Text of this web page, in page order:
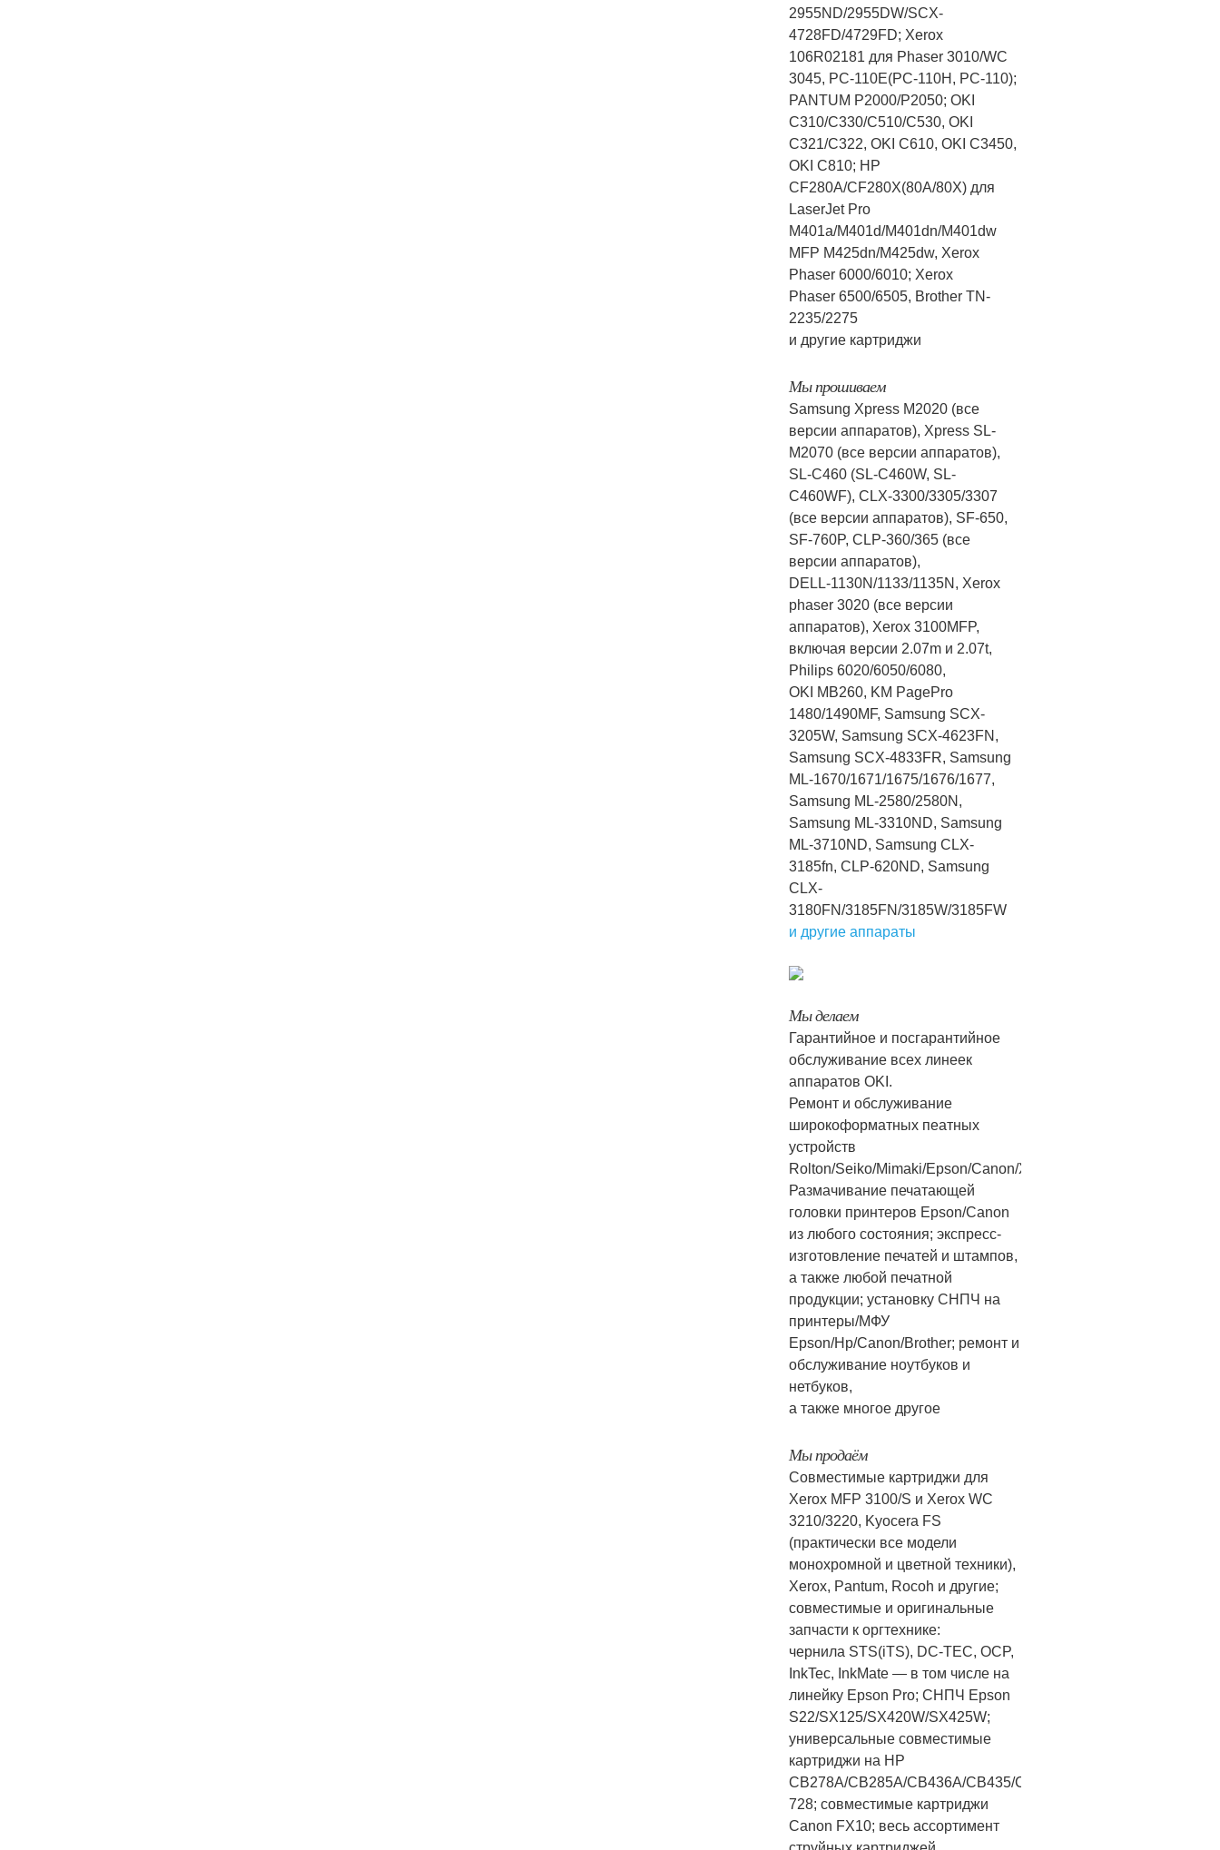
2955ND/2955DW/SCX-
4728FD/4729FD; Xerox
106R02181 для Phaser 3010/WC
3045, PC-110E(PC-110H, PC-110);
PANTUM P2000/P2050; OKI
C310/C330/C510/C530, OKI
C321/C322, OKI C610, OKI C3450,
OKI C810; HP
CF280A/CF280X(80A/80X) для
LaserJet Pro
M401a/M401d/M401dn/M401dw
MFP M425dn/M425dw, Xerox
Phaser 6000/6010; Xerox
Phaser 6500/6505, Brother TN-
2235/2275
и другие картриджи
Мы прошиваем
Samsung Xpress M2020 (все
версии аппаратов), Xpress SL-
M2070 (все версии аппаратов),
SL-C460 (SL-C460W, SL-
C460WF), CLX-3300/3305/3307
(все версии аппаратов), SF-650,
SF-760P, CLP-360/365 (все
версии аппаратов),
DELL-1130N/1133/1135N, Xerox
phaser 3020 (все версии
аппаратов), Xerox 3100MFP,
включая версии 2.07m и 2.07t,
Philips 6020/6050/6080,
OKI MB260, KM PagePro
1480/1490MF, Samsung SCX-
3205W, Samsung SCX-4623FN,
Samsung SCX-4833FR, Samsung
ML-1670/1671/1675/1676/1677,
Samsung ML-2580/2580N,
Samsung ML-3310ND, Samsung
ML-3710ND, Samsung CLX-
3185fn, CLP-620ND, Samsung
CLX-
3180FN/3185FN/3185W/3185FW
и другие аппараты
Мы делаем
Гарантийное и посгарантийное
обслуживание всех линеек
аппаратов OKI.
Ремонт и обслуживание
широкоформатных пеатных
устройств
Rolton/Seiko/Mimaki/Epson/Canon/Xerox/OKI
Размачивание печатающей
головки принтеров Epson/Canon
из любого состояния; экспресс-
изготовление печатей и штампов,
а также любой печатной
продукции; установку СНПЧ на
принтеры/МФУ
Epson/Hp/Canon/Brother; ремонт и
обслуживание ноутбуков и
нетбуков,
а также многое другое
Мы продаём
Совместимые картриджи для
Xerox MFP 3100/S и Xerox WC
3210/3220, Kyocera FS
(практически все модели
монохромной и цветной техники),
Xerox, Pantum, Rocoh и другие;
cовместимые и оригинальные
запчасти к оргтехнике:
чернила STS(iTS), DC-TEC, OCP,
InkTec, InkMate — в том числе на
линейку Epson Pro; СНПЧ Epson
S22/SX125/SX420W/SX425W;
универсальные совместимые
картриджи на HP
CB278A/CB285A/CB436A/CB435/Canon
728; совместимые картриджи
Canon FX10; весь ассортимент